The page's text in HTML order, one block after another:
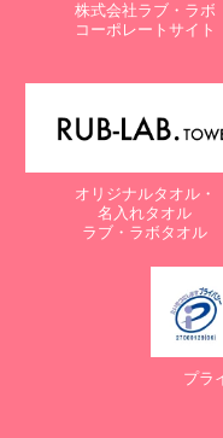
電話：087-847-2000
電子メール：info@rub-
【認定個人情報保護団体
一般財団法人日本情報経
〒106-0032 東京都港区
ビル内
電話：03-5860-7565 /
７. 個人情報の提供の任
お客様がご自身の個人情
ご判断によりますが、も
スが提供できない場合が
株式会社ラブ・ラボ
コーポレートサイト
オリジナルタオル・
名入れタオル
ラブ・ラボタオル
プラ